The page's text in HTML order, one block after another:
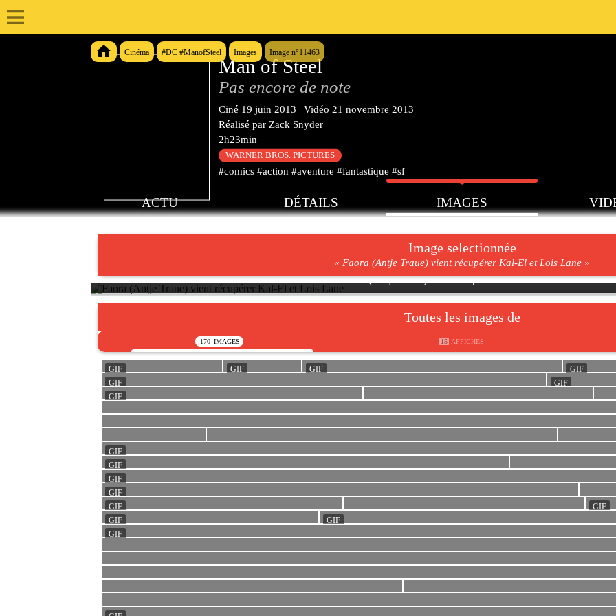
Cinéma #DC #ManofSteel Images Image n°11463
Man of Steel
Pas encore de note
Ciné 19 juin 2013 | Vidéo 21 novembre 2013
Réalisé par Zack Snyder
2h23min
WARNER BROS. PICTURES
#comics #action #aventure #fantastique #sf
ACTU DÉTAILS IMAGES
Image selectionnée
« Faora (Antje Traue) vient récupérer Kal-El et Lois Lane »
Faora (Antje Traue) vient récupérer Kal-El et Lois Lane
Toutes les images de
170 IMAGES 15 AFFICHES